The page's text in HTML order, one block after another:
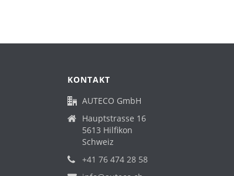
KONTAKT
AUTECO GmbH
Hauptstrasse 16
5613 Hilfikon
Schweiz
+41 76 474 28 58